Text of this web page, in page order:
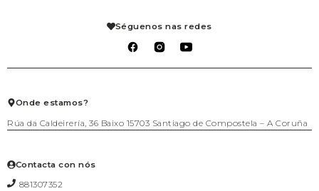
Téxtil
Mis solicitudes de reembolso
Condiciones de venta Séguenos nas redes
Onde estamos?
Rúa da Caldeirería, 36 Baixo 15703 Santiago de Compostela – A Coruña
Contacta con nós
881307352